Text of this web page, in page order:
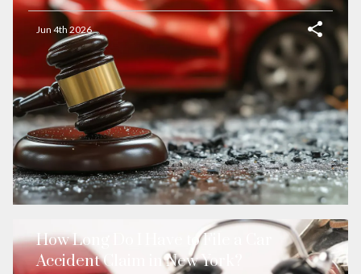
Jun 4th 2026
How Long Do I Have to File a Car
Accident Claim in New York?